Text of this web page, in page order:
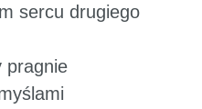
sercu drugiego
pragnie